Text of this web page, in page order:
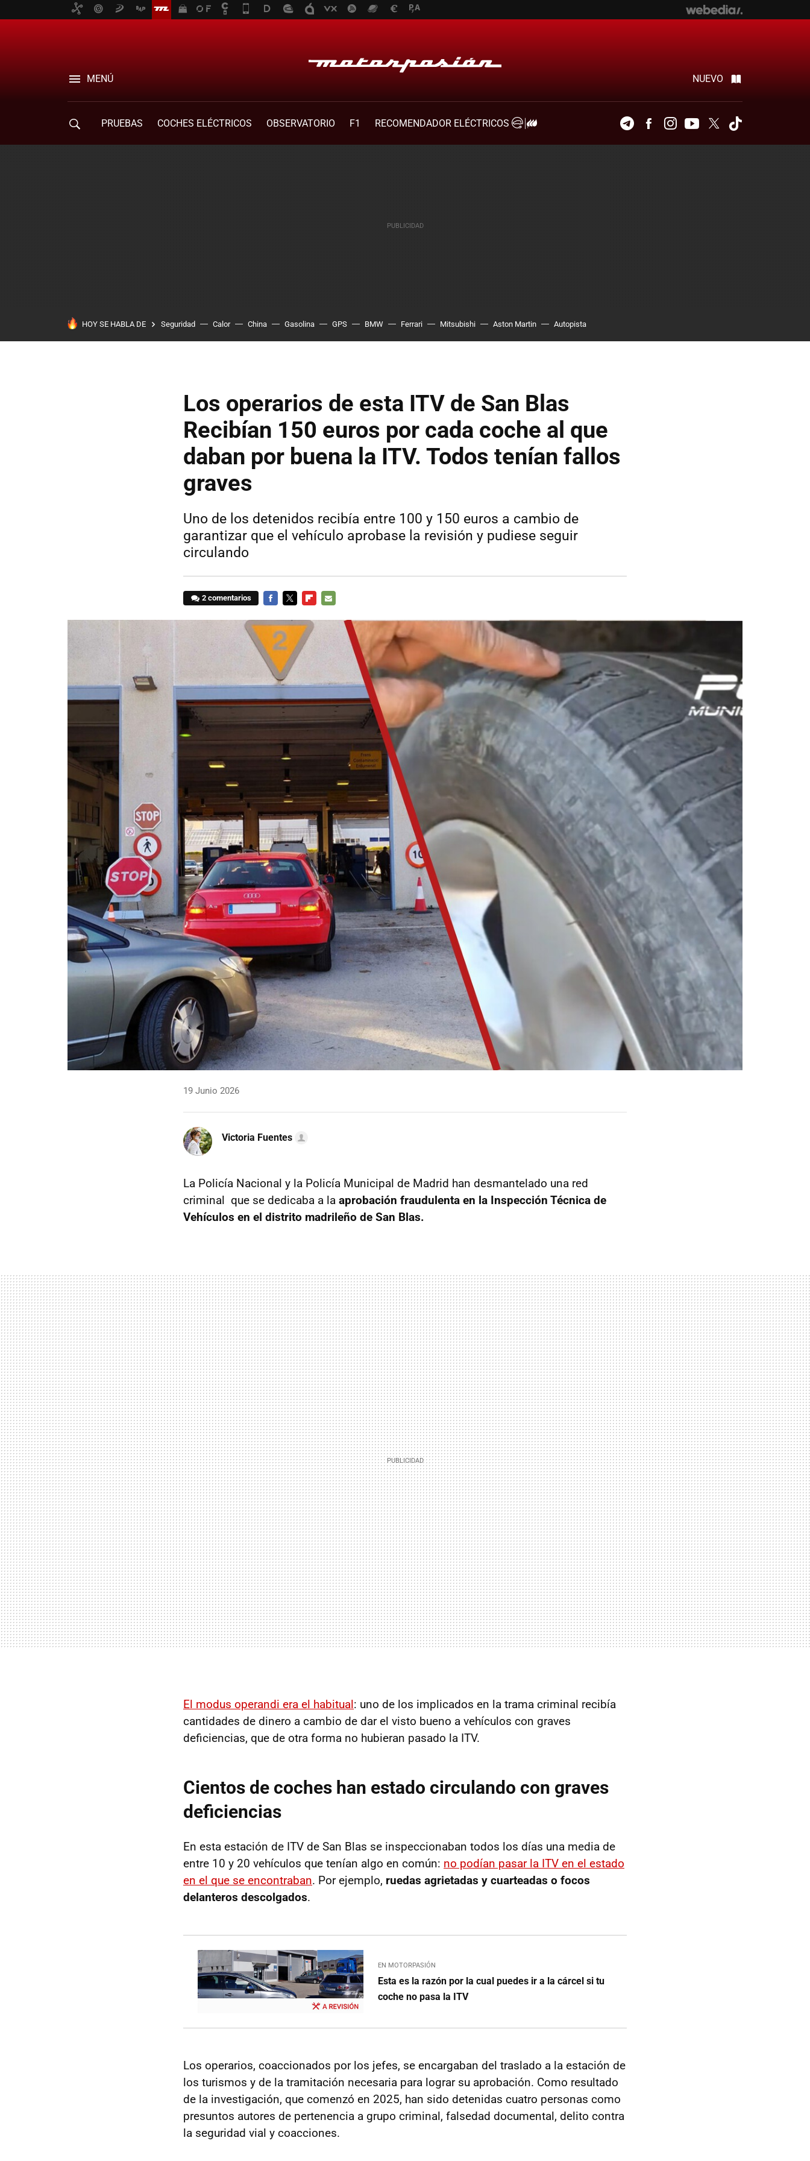
MENÚ NUEVO
PRUEBAS COCHES ELÉCTRICOS OBSERVATORIO F1
RECOMENDADOR ELÉCTRICOS
TelegramFacebookInstagramYoutubeTwitter
HOY SE HABLA DE Seguridad Calor China Gasolina GPS BMW Ferrari Mitsubishi Aston Martin Autopista
Los operarios de esta ITV de San Blas
Recibían 150 euros por cada coche al que
daban por buena la ITV. Todos tenían fallos
graves
Uno de los detenidos recibía entre 100 y 150 euros a cambio de
garantizar que el vehículo aprobase la revisión y pudiese seguir
circulando
2 comentarios
19 Junio 2026
Victoria Fuentes
La Policía Nacional y la Policía Municipal de Madrid han desmantelado una red
criminal que se dedicaba a la aprobación fraudulenta en la Inspección Técnica de
Vehículos en el distrito madrileño de San Blas.
El modus operandi era el habitual: uno de los implicados en la trama criminal recibía
cantidades de dinero a cambio de dar el visto bueno a vehículos con graves
deficiencias, que de otra forma no hubieran pasado la ITV.
Cientos de coches han estado circulando con graves
deficiencias
En esta estación de ITV de San Blas se inspeccionaban todos los días una media de
entre 10 y 20 vehículos que tenían algo en común: no podían pasar la ITV en el estado
en el que se encontraban. Por ejemplo, ruedas agrietadas y cuarteadas o focos
delanteros descolgados.
EN MOTORPASIÓN
Esta es la razón por la cual puedes ir a la cárcel si tu
coche no pasa la ITV
Los operarios, coaccionados por los jefes, se encargaban del traslado a la estación de
los turismos y de la tramitación necesaria para lograr su aprobación. Como resultado
de la investigación, que comenzó en 2025, han sido detenidas cuatro personas como
presuntos autores de pertenencia a grupo criminal, falsedad documental, delito contra
la seguridad vial y coacciones.